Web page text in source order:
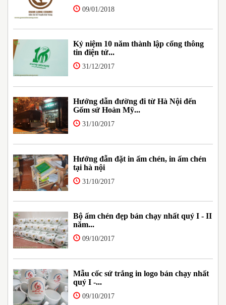
09/01/2018
Kỷ niệm 10 năm thành lập cổng thông
tin điện tử...
31/12/2017
Hướng dẫn đường đi từ Hà Nội đến
Gốm sứ Hoàn Mỹ...
31/10/2017
Hướng đẫn đặt in ấm chén, in ấm chén
tại hà nội
31/10/2017
Bộ ấm chén đẹp bán chạy nhất quý I - II
năm...
09/10/2017
Mẫu cốc sứ trắng in logo bán chạy nhất
quý I -...
09/10/2017